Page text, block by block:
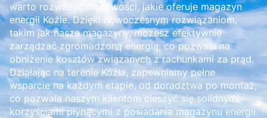
warto rozważyć możliwości, jakie oferuje magazyn
energii Koźle. Dzięki nowoczesnym rozwiązaniom,
takim jak nasze magazyny, możesz efektywnie
zarządzać zgromadzoną energią, co pozwala na
obniżenie kosztów związanych z rachunkami za prąd.
Działając na terenie Koźla, zapewniamy pełne
wsparcie na każdym etapie, od doradztwa po montaż,
co pozwala naszym klientom cieszyć się solidnymi
korzyściami płynącymi z posiadania magazynu energii